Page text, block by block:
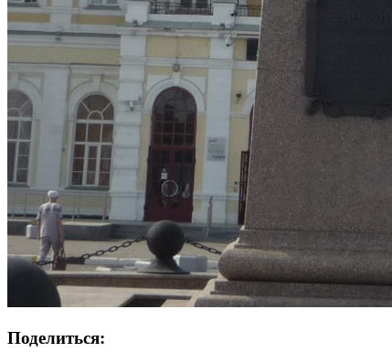
Поделиться: